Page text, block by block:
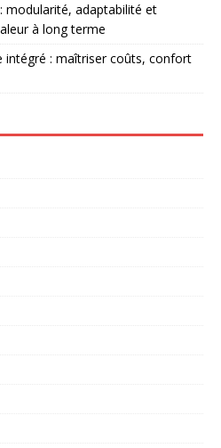
modularité, adaptabilité et
à long terme
intégré : maîtriser coûts, confort